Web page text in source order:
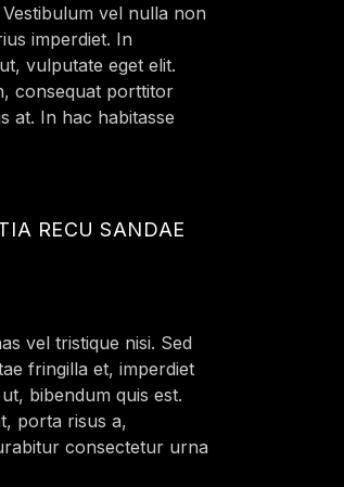
vel nulla non
imperdiet. In
vulputate eget elit.
consequat porttitor
at. In hac habitasse
RECU SANDAE
vel tristique nisi. Sed
fringilla et, imperdiet
bibendum quis est.
porta risus a,
consectetur urna